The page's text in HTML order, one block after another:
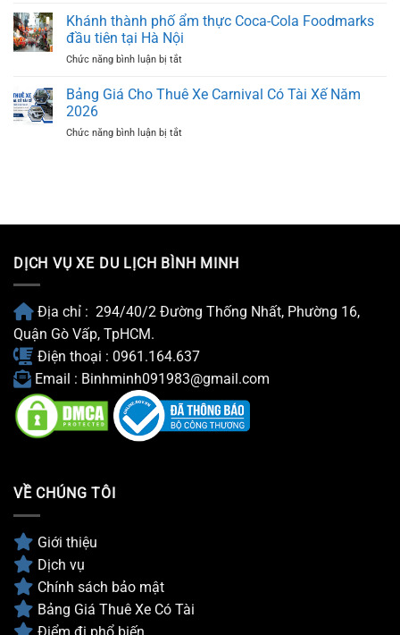
Vụ
Thuê
Xe
Carnival
Mũi
Thiết
Khánh thành phố ẩm thực Coca-Cola Foodmarks
đầu tiên tại Hà Nội
Chức năng bình luận bị tắtở
thành
thực
tại
Nội
Bảng Giá Cho Thuê Xe Carnival Có Tài Xế Năm
2026
Chức năng bình luận bị tắtở
Carnival
Xế
DỊCH VỤ XE DU LỊCH BÌNH MINH
Địa chỉ : 294/40/2 Đường Thống Nhất, Phường 16,
Quận Gò Vấp, TpHCM.
Điện thoại : 0961.164.637
Email : Binhminh091983@gmail.com
VỀ CHÚNG TÔI
Giới thiệu
Dịch vụ
Chính sách bảo mật
Bảng Giá Thuê Xe Có Tài
Điểm đi phổ biến